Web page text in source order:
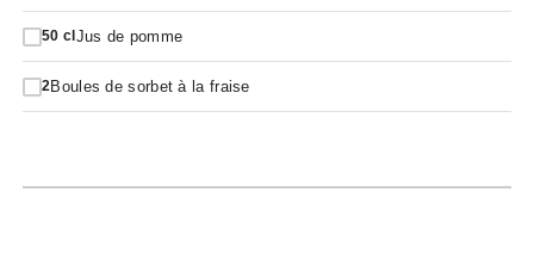
50 cl Jus de pomme
2Boules de sorbet à la fraise